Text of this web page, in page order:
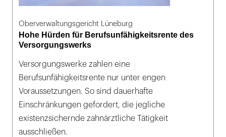
Oberverwaltungsgericht Lüneburg
Hohe Hürden für Berufsunfähigkeitsrente des
Versorgungswerks
Versorgungswerke zahlen eine
Berufsunfähigkeitsrente nur unter engen
Voraussetzungen. So sind dauerhafte
Einschränkungen gefordert, die jegliche
existenzsichernde zahnärztliche Tätigkeit
ausschließen.